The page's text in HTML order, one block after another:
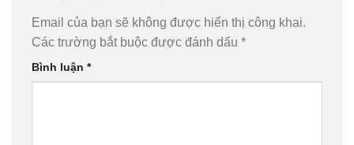
Email của bạn sẽ không được hiển thị công khai.
Các trường bắt buộc được đánh dấu *
Bình luận *